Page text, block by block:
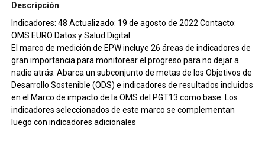
Descripción
Indicadores: 48 Actualizado: 19 de agosto de 2022 Contacto:
OMS EURO Datos y Salud Digital
El marco de medición de EPW incluye 26 áreas de indicadores de
gran importancia para monitorear el progreso para no dejar a
nadie atrás. Abarca un subconjunto de metas de los Objetivos de
Desarrollo Sostenible (ODS) e indicadores de resultados incluidos
en el Marco de impacto de la OMS del PGT13 como base. Los
indicadores seleccionados de este marco se complementan
luego con indicadores adicionales